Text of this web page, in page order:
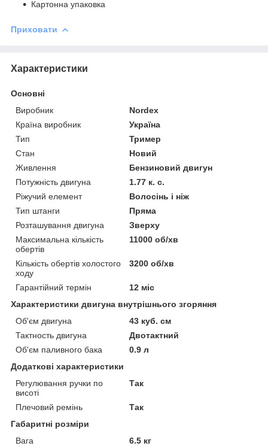
Картонна упаковка
Приховати
Характеристики
Основні
Виробник
Nordex
Країна виробник
Україна
Тип
Тример
Стан
Новий
Живлення
Бензиновий двигун
Потужність двигуна
1.77 к. с.
Ріжучий елемент
Волосінь і ніж
Тип штанги
Пряма
Розташування двигуна
Зверху
Максимальна кількість
обертів
11000 об/хв
Кількість обертів холостого
ходу
3200 об/хв
Гарантійний термін
12 міс
Характеристики двигуна внутрішнього згоряння
Об'єм двигуна
43 куб. см
Тактность двигуна
Двотактний
Об'єм паливного бака
0.9 л
Додаткові характеристики
Регулювання ручки по
висоті
Так
Плечовий ремінь
Так
Габаритні розміри
Вага
6.5 кг